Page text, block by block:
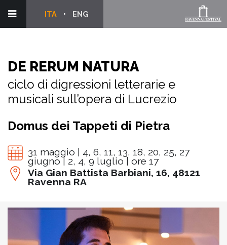
ENG
ITA
DE RERUM NATURA
ciclo di digressioni letterarie e
musicali sull’opera di Lucrezio
Domus dei Tappeti di Pietra
31 maggio | 4, 6, 11, 13, 18, 20, 25, 27
giugno | 2, 4, 9 luglio | ore 17
Via Gian Battista Barbiani, 16, 48121
Ravenna RA